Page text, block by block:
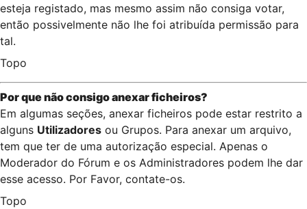
esteja registado, mas mesmo assim não consiga votar,
então possivelmente não lhe foi atribuída permissão para
tal.
Topo
Por que não consigo anexar ficheiros?
Em algumas seções, anexar ficheiros pode estar restrito a
alguns Utilizadores ou Grupos. Para anexar um arquivo,
tem que ter de uma autorização especial. Apenas o
Moderador do Fórum e os Administradores podem lhe dar
esse acesso. Por Favor, contate-os.
Topo